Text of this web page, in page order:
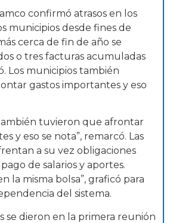
confirmó atrasos en los
municipios desde fines de
cerca de fin de año se
o tres facturas acumuladas
Los municipios también
gastos importantes y eso
tuvieron que afrontar
y eso se nota”, remarcó. Las
a su vez obligaciones
de salarios y aportes.
la misma bolsa”, graficó para
del sistema.
se dieron en la primera reunión